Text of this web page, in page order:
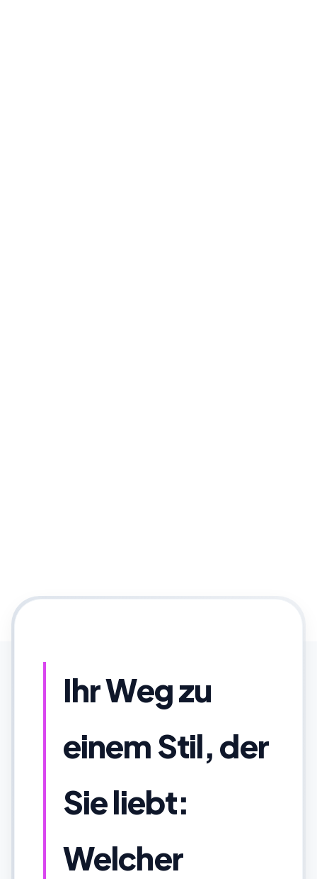
Ihr Weg zu
einem Stil, der
Sie liebt:
Welcher